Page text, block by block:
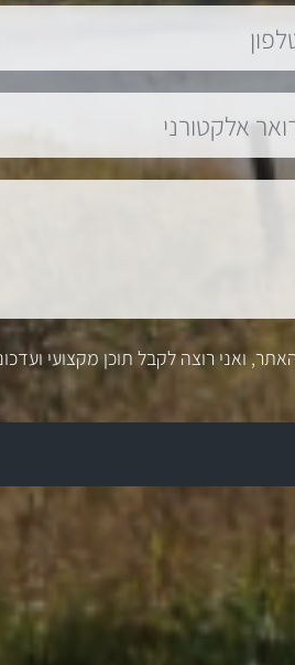
ואני רוצה לקבל תוכן מקצועי